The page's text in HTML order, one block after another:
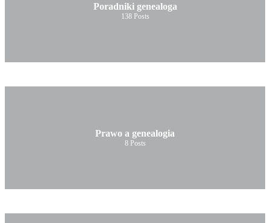
Poradniki genealoga
138 Posts
Prawo a genealogia
8 Posts